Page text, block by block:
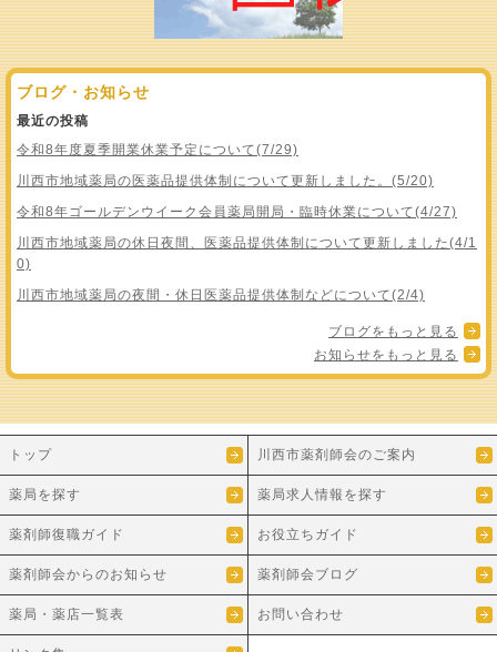
ブログ・お知らせ
最近の投稿
令和8年度夏季開業休業予定について(7/29)
川西市地域薬局の医薬品提供体制について更新しました。(5/20)
令和8年ゴールデンウイーク会員薬局開局・臨時休業について(4/27)
川西市地域薬局の休日夜間、医薬品提供体制について更新しました(4/1
0)
川西市地域薬局の夜間・休日医薬品提供体制などについて(2/4)
ブログをもっと見る
お知らせをもっと見る
トップ 川西市薬剤師会のご案内
薬局を探す 薬局求人情報を探す
薬剤師復職ガイド お役立ちガイド
薬剤師会からのお知らせ 薬剤師会ブログ
薬局・薬店一覧表 お問い合わせ